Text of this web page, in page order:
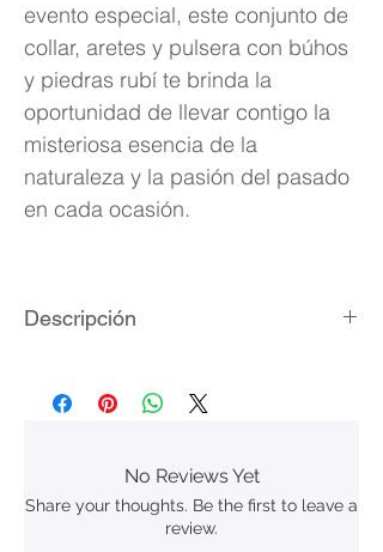
evento especial, este conjunto de
collar, aretes y pulsera con búhos
y piedras rubí te brinda la
oportunidad de llevar contigo la
misteriosa esencia de la
naturaleza y la pasión del pasado
en cada ocasión.
Descripción
Piedras naturales ruby
Longitud de la cadena: 53 cm + 5
cm extensible
Longitud de la pulsera: 17.5 cm
No Reviews Yet
Share your thoughts. Be the first to leave a
review.